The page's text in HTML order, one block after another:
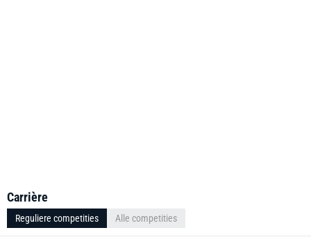
Carrière
Reguliere competities Alle competities